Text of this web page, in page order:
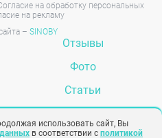
на обработку персональных
на рекламу
– SINOBY
Отзывы
Фото
Статьи
использовать сайт, Вы
данных в соответствии с политикой